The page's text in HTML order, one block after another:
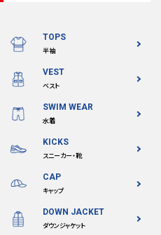
TOPS
半袖
VEST
ベスト
SWIM WEAR
水着
KICKS
スニーカー・靴
CAP
キャップ
DOWN JACKET
ダウンジャケット